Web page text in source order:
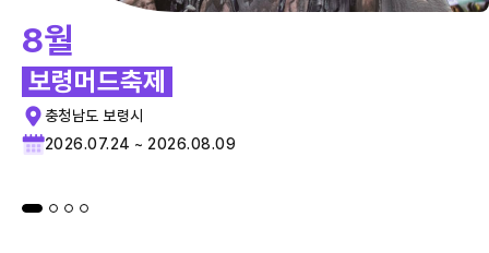
8월
보령머드축제
충청남도 보령시
2026.07.24 ~ 2026.08.09